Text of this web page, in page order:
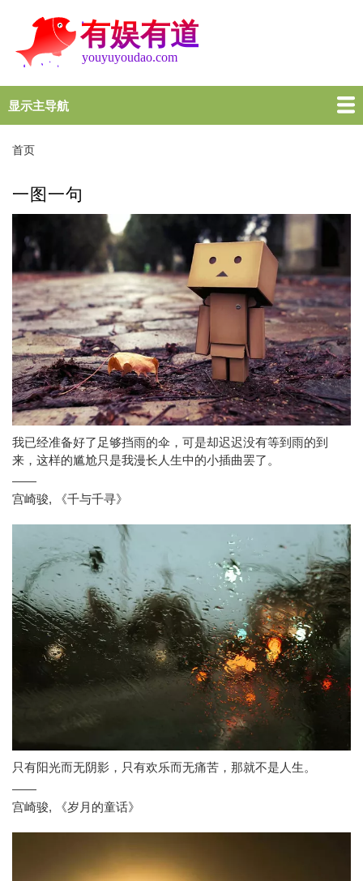
转
到
要
容
Main
navigation
显示主导航
首页
谜语大全
脑筋急转弯
歇后语
十万个为什么
一图一句
名言名句
十万个为什么
首页
一图一句
我已经准备好了足够挡雨的伞，可是却迟迟没有等到雨的到
来，这样的尴尬只是我漫长人生中的小插曲罢了。
——
宫崎骏, 《千与千寻》
只有阳光而无阴影，只有欢乐而无痛苦，那就不是人生。
——
宫崎骏, 《岁月的童话》